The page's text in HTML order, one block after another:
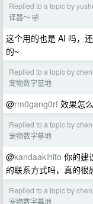
Replied to a topic by
译器～ 🤣
这个用的也是 AI 吗，
的~
Replied to a topic by
宠物数字墓地
@rm0gang0rf 效果怎
Replied to a topic by
宠物数字墓地
@kandaakihito 你的建
的联系方式吗，真的很
Replied to a topic by
宠物数字墓地